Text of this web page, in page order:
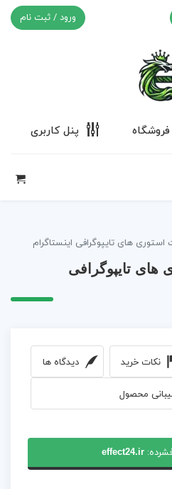
ورود / ثبت نام
فروشگاه پنل کاربری
استوری های تایپوگرافی اینستاگرام
های تایپوگرافی
نکات خرید دیدگاه ها
محصول
effect24.ir